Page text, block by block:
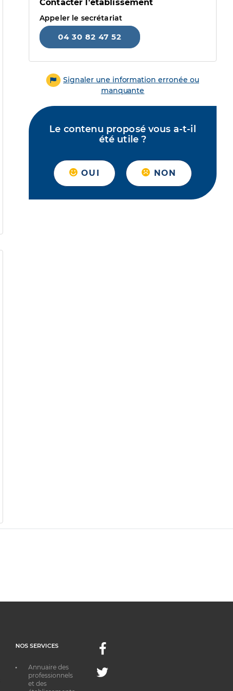
Contacter l'établissement
Appeler le secrétariat
04 30 82 47 52
Signaler une information erronée ou
manquante
Le contenu proposé vous a-t-il
été utile ?
OUI NON
NOS SERVICES
Annuaire des
professionnels
et des
Facebook
Twitter